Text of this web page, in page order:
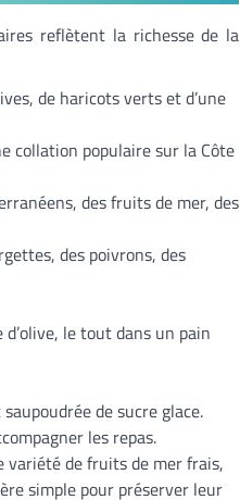
reflètent la richesse de la
de haricots verts et d’une
collation populaire sur la Côte
des fruits de mer, des
des poivrons, des
le tout dans un pain
de sucre glace.
les repas.
variété de fruits de mer frais,
simple pour préserver leur